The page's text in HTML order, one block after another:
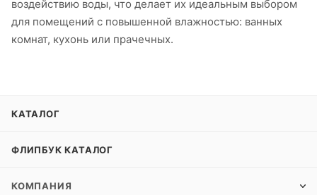
воздействию воды, что делает их идеальным выбором
для помещений с повышенной влажностью: ванных
комнат, кухонь или прачечных.
КАТАЛОГ
ФЛИПБУК КАТАЛОГ
КОМПАНИЯ